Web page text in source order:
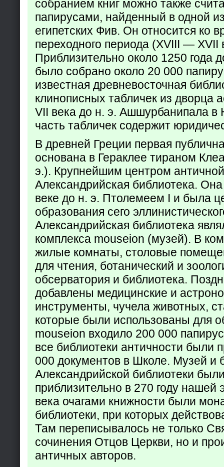
собранием книг можно также
папирусами, найденный в одной
египетских Фив. Он относится ко
переходного периода (XVIII — XVII
Приблизительно около 1250 года
было собрано около 20 000
известная древневосточная
клинописных табличек из дворца
VII века до н. э. Ашшурбанипала в
часть табличек содержит
В древней Греции первая
основана в Гераклее тираном
э.). Крупнейшим центром
Александрийская библиотека.
веке до н. э. Птолемеем I и была
образования сего
Александрийская библиотека
комплекса mouseion (музей). В
жилые комнаты, столовые
для чтения, ботанический и
обсерватория и библиотека.
добавлены медицинские и
инструменты, чучела животных,
которые были использованы для
mouseion входило 200 000
все библиотеки античности были
000 документов в Школе. Музей и
Александрийской библиотеки
приблизительно в 270 году
века очагами книжности были
библиотеки, при которых
Там переписывалось не только
сочинения Отцов Церкви, но и
античных авторов.